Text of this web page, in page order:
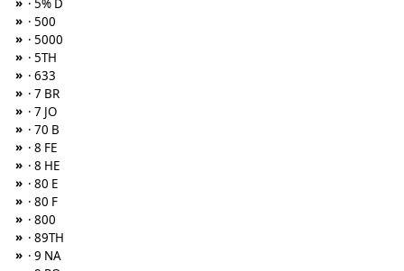
· 5% D
» · 500
» · 5000
» · 5TH
» · 633
» · 7 BR
» · 7 JO
» · 70 B
» · 8 FE
» · 8 HE
» · 80 E
» · 80 F
» · 800
» · 89TH
» · 9 NA